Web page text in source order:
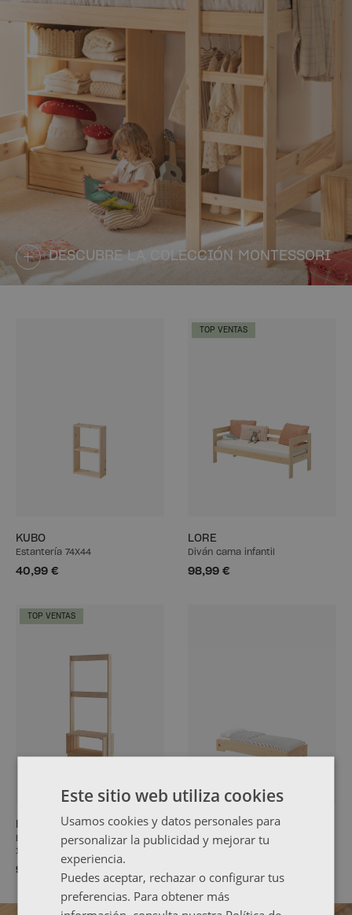
DESCUBRE LA COLECCIÓN MONTESSORI
KUBO
Estantería 74X44
40,99 €
TOP VENTAS
LORE
Diván cama infantil
98,99 €
TOP VENTAS
Burro para ropa infantil
160x70
93,99 €
MENDI
Cama montessori apilable
Este sitio web utiliza cookies
Usamos cookies y datos personales para
personalizar la publicidad y mejorar tu
experiencia.
Puedes aceptar, rechazar o configurar tus
preferencias. Para obtener más